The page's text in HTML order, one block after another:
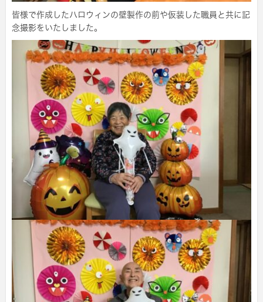
皆様で作成したハロウィンの壁製作の前や仮装した職員と共に記
念撮影をいたしました。